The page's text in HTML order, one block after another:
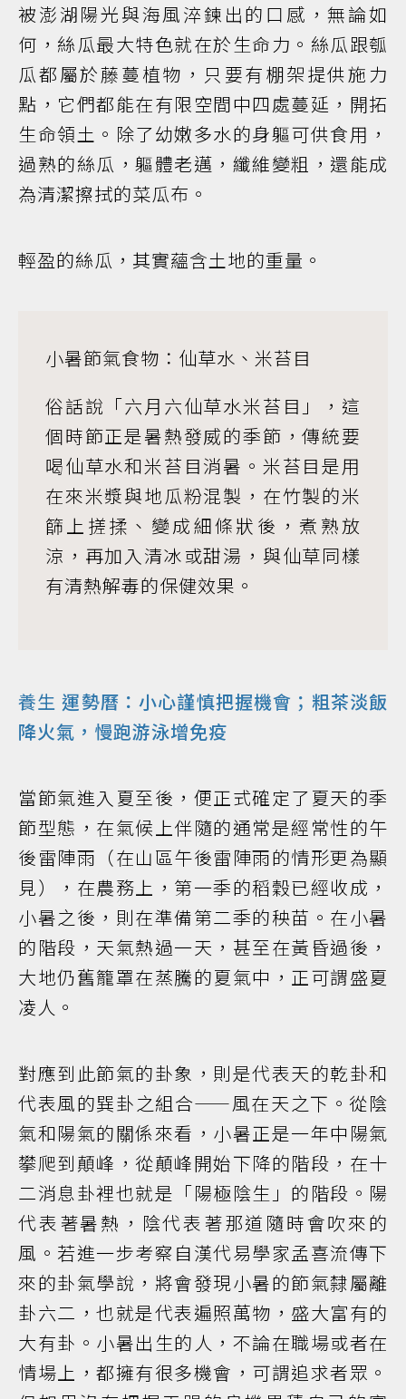
被澎湖陽光與海風淬鍊出的口感，無論如
何，絲瓜最大特色就在於生命力。絲瓜跟瓠
瓜都屬於藤蔓植物，只要有棚架提供施力
點，它們都能在有限空間中四處蔓延，開拓
生命領土。除了幼嫩多水的身軀可供食用，
過熟的絲瓜，軀體老邁，纖維變粗，還能成
為清潔擦拭的菜瓜布。
輕盈的絲瓜，其實蘊含土地的重量。
小暑節氣食物：仙草水、米苔目
俗話說「六月六仙草水米苔目」，這
個時節正是暑熱發威的季節，傳統要
喝仙草水和米苔目消暑。米苔目是用
在來米漿與地瓜粉混製，在竹製的米
篩上搓揉、變成細條狀後，煮熟放
涼，再加入清冰或甜湯，與仙草同樣
有清熱解毒的保健效果。
養生 運勢曆：小心謹慎把握機會；粗茶淡飯
降火氣，慢跑游泳增免疫
當節氣進入夏至後，便正式確定了夏天的季
節型態，在氣候上伴隨的通常是經常性的午
後雷陣雨（在山區午後雷陣雨的情形更為顯
見），在農務上，第一季的稻穀已經收成，
小暑之後，則在準備第二季的秧苗。在小暑
的階段，天氣熱過一天，甚至在黃昏過後，
大地仍舊籠罩在蒸騰的夏氣中，正可謂盛夏
凌人。
對應到此節氣的卦象，則是代表天的乾卦和
代表風的巽卦之組合——風在天之下。從陰
氣和陽氣的關係來看，小暑正是一年中陽氣
攀爬到顛峰，從顛峰開始下降的階段，在十
二消息卦裡也就是「陽極陰生」的階段。陽
代表著暑熱，陰代表著那道隨時會吹來的
風。若進一步考察自漢代易學家孟喜流傳下
來的卦氣學說，將會發現小暑的節氣隸屬離
卦六二，也就是代表遍照萬物，盛大富有的
大有卦。小暑出生的人，不論在職場或者在
情場上，都擁有很多機會，可謂追求者眾。